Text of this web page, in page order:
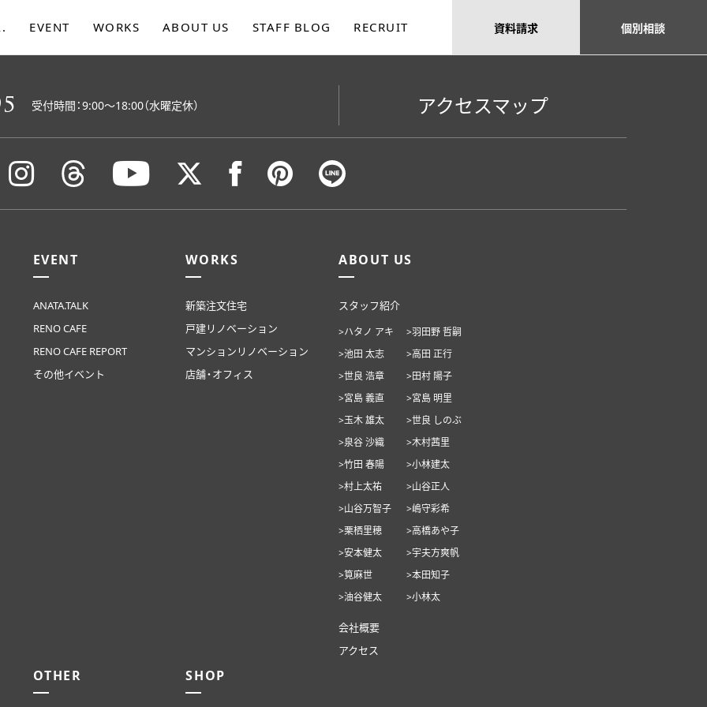
EVENT WORKS ABOUT US STAFF BLOG RECRUIT 資料請求 個別相談
受付時間：9:00〜18:00（水曜定休） アクセスマップ
EVENT
ANATA.TALK
RENO CAFE
RENO CAFE REPORT
その他イベント
WORKS
新築注文住宅
戸建リノベーション
マンションリノベーション
店舗・オフィス
ABOUT US
スタッフ紹介
>ハタノ アキ
>羽田野 哲嗣
>池田 太志
>高田 正行
>世良 浩章
>田村 陽子
>宮島 義直
>宮島 明里
>玉木 雄太
>世良 しのぶ
>泉谷 沙織
>木村茜里
>竹田 春陽
>小林建太
>村上太祐
>山谷正人
>山谷万智子
>嶋守彩希
>栗栖里穂
>高橋あや子
>安本健太
>宇夫方爽帆
>筧麻世
>本田知子
>油谷健太
>小林太
会社概要
アクセス
OTHER SHOP